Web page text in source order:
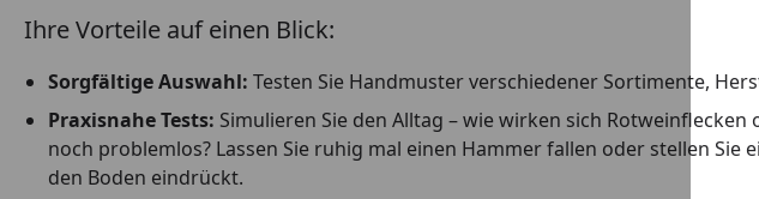
Ihre Vorteile auf einen Blick:
Sorgfältige Auswahl: Testen Sie Handmuster verschiedener Sortimente,
Praxisnahe Tests: Simulieren Sie den Alltag – wie wirken sich
noch problemlos? Lassen Sie ruhig mal einen Hammer fallen oder stellen
den Boden eindrückt.